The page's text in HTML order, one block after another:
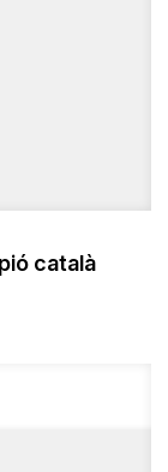
català